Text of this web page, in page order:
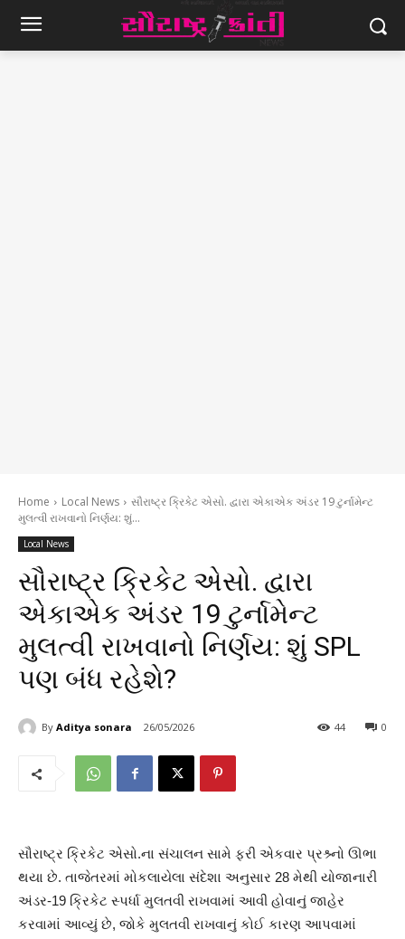
Home Local News
સૌરાષ્ટ્ર ક્રિકેટ એસો. દ્વારા એકાએક અંડર 19 ટુર્નામેન્ટ
મુલત્વી રાખવાનો નિર્ણય: શું...
Local News
સૌરાષ્ટ્ર ક્રિકેટ એસો. દ્વારા
એકાએક અંડર 19 ટુર્નામેન્ટ
મુલત્વી રાખવાનો નિર્ણય: શું SPL
પણ બંધ રહેશે?
By Aditya sonara 26/05/2026 0
44
સૌરાષ્ટ્ર ક્રિકેટ એસો.ના સંચાલન સામે ફરી એકવાર પ્રશ્ર્નો ઊભા
થયા છે. તાજેતરમાં મોકલાયેલા સંદેશા અનુસાર 28 મેથી યોજાનારી
અંડર-19 ક્રિકેટ સ્પર્ધા મુલતવી રાખવામાં આવી હોવાનું જાહેર
કરવામાં આવ્યું છે, જોકે મુલતવી રાખવાનું કોઈ કારણ આપવામાં